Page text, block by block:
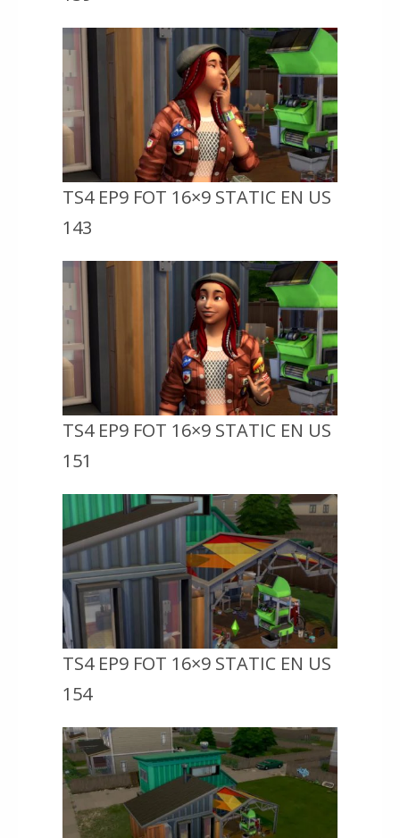
TS4 EP9 FOT 16×9 STATIC EN US
143
TS4 EP9 FOT 16×9 STATIC EN US
151
TS4 EP9 FOT 16×9 STATIC EN US
154